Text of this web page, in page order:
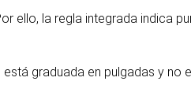
ello, la regla integrada indica
graduada en pulgadas y no